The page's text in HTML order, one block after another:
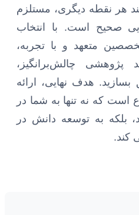
هر نقطه دیگری، مستلزم
صحیح است. با انتخاب
متعهد و با تجربه،
پژوهشی چالش‌برانگیز،
هدف نهایی، ارائه
است که نه تنها به شما در
بلکه به توسعه دانش در
کند.